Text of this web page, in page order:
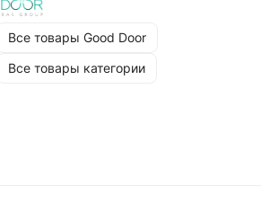
же идет гидроизоляционная лента.
регулируемыми ножками черного цвета, с
возможностью крепежа к полу. Затвор
Все товары Good Door
Все товары категории